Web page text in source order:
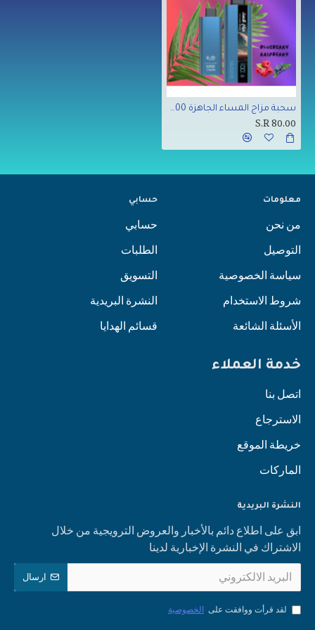
سحبة مزاج المساء الجاهزة 16000 بف مكس التوت
S.R 80.00
معلومات
من نحن
التوصيل
سياسة الخصوصية
شروط الاستخدام
الأسئلة الشائعة
حسابي
حسابي
الطلبات
التسويق
النشرة البريدية
قسائم الهدايا
خدمة العملاء
اتصل بنا
الاسترجاع
خريطة الموقع
الماركات
النشرة البريدية
ابق على اطلاع دائم بالأخبار والعروض الترويجية من خلال
الاشتراك في النشرة الإخبارية لدينا
ارسال
لقد قرأت ووافقت على الخصوصية